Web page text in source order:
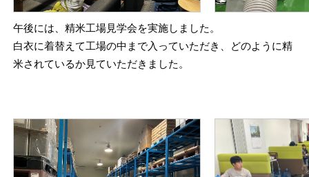
午後には、精米工場見学会を実施しました。
白衣に着替えて工場の中まで入っていただき、どのように精
米されているか見ていただきました。